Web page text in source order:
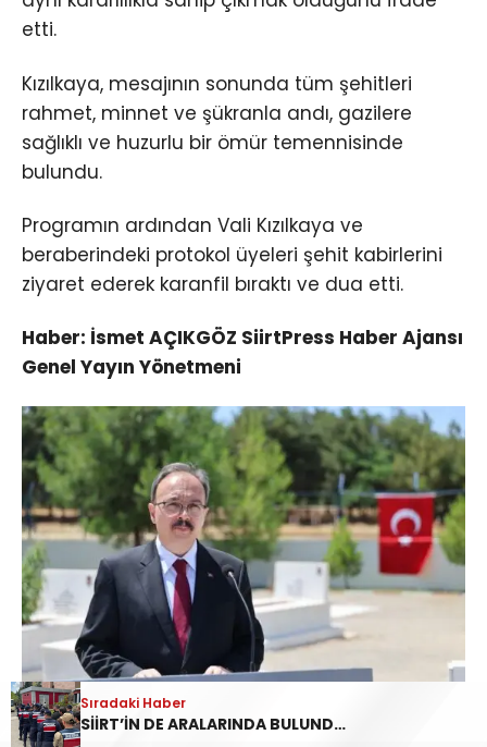
etti.
Kızılkaya, mesajının sonunda tüm şehitleri
rahmet, minnet ve şükranla andı, gazilere
sağlıklı ve huzurlu bir ömür temennisinde
bulundu.
Programın ardından Vali Kızılkaya ve
beraberindeki protokol üyeleri şehit kabirlerini
ziyaret ederek karanfil bıraktı ve dua etti.
Haber: İsmet AÇIKGÖZ SiirtPress Haber Ajansı
Genel Yayın Yönetmeni
Sıradaki Haber
SİİRT’İN DE ARALARINDA BULUNDUĞU 45 İLDE YASA DIŞI BAHİS OPERASYONU: 190 GÖZALTI